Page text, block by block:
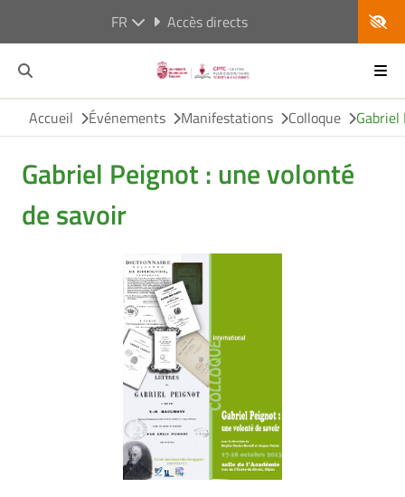
FR Accès directs
Accueil Événements Manifestations Colloque
Gabriel Peignot : une volonté
de savoir